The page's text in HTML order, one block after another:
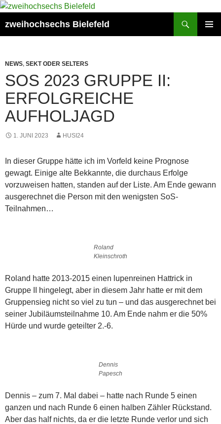
Zum
springen
zweihochsechs Bielefeld
NEWS, SEKT ODER SELTERS
SOS 2023 GRUPPE II:
ERFOLGREICHE
AUFHOLJAGD
1. JUNI 2023 HUSI24
In dieser Gruppe hätte ich im Vorfeld keine Prognose
gewagt. Einige alte Bekkannte, die durchaus Erfolge
vorzuweisen hatten, standen auf der Liste. Am Ende gewann
ausgerechnet die Person mit den wenigsten SoS-
Teilnahmen…
Roland
Kleinschroth
Roland hatte 2013-2015 einen lupenreinen Hattrick in
Gruppe II hingelegt, aber in diesem Jahr hatte er mit dem
Gruppensieg nicht so viel zu tun – und das ausgerechnet bei
seiner Jubiläumsteilnahme 10. Am Ende nahm er die 50%
Hürde und wurde geteilter 2.-6.
Dennis
Papesch
Dennis – zum 7. Mal dabei – hatte nach Runde 5 einen
ganzen und nach Runde 6 einen halben Zähler Rückstand.
Aber das half nichts, da er die letzte Runde verlor und sich